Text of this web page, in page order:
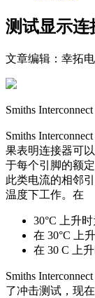
测试显示连
文章编辑：幸拓
Smiths
Smiths
果表明连接器可
于每个引脚的额
此类电流的相邻
温度下工作。在
30°C 上升
在 30°C 上
在 30 C 上
Smiths
了冲击测试，现